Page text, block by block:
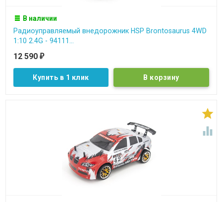
В наличии
Радиоуправляемый внедорожник HSP Brontosaurus 4WD
1:10 2.4G - 94111...
12 590 ₽
Купить в 1 клик

